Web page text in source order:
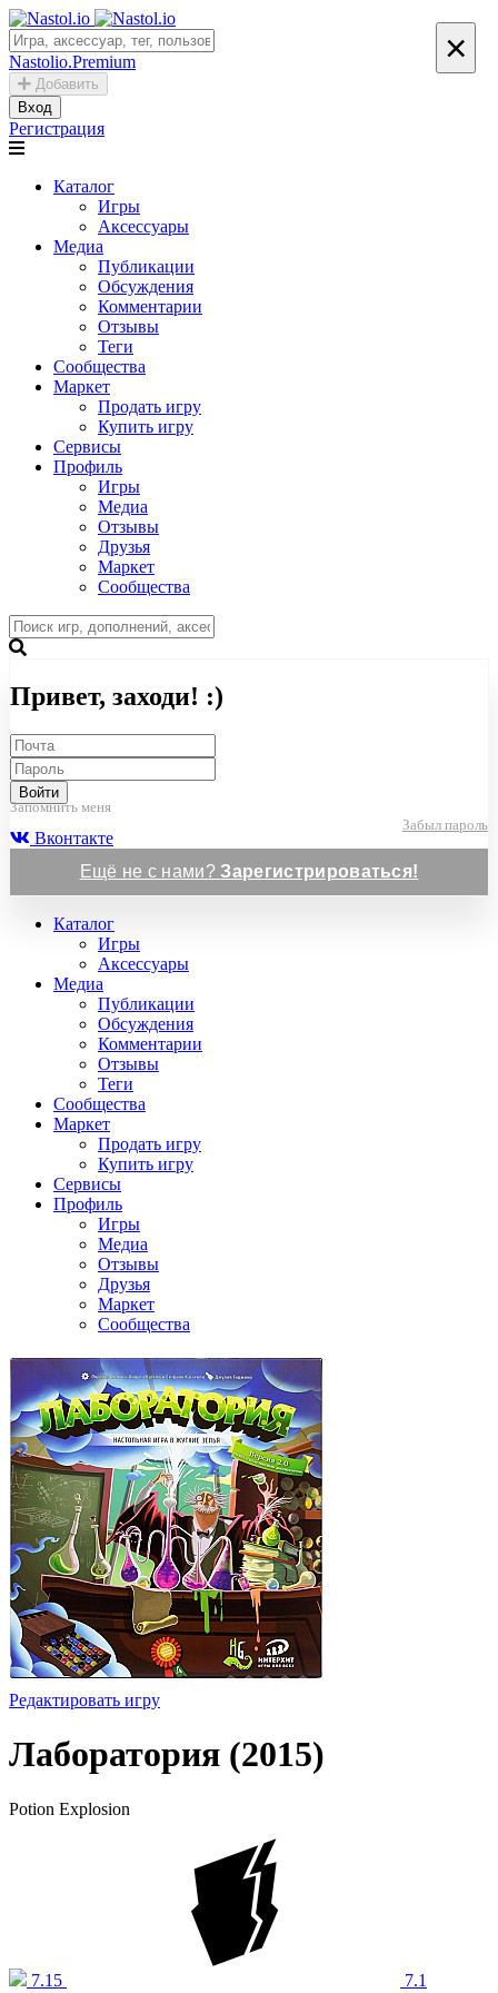
Nastolio.Premium
Добавить
Вход
Регистрация
Каталог
Игры
Аксессуары
Медиа
Публикации
Обсуждения
Комментарии
Отзывы
Теги
Сообщества
Маркет
Продать игру
Купить игру
Сервисы
Профиль
Игры
Медиа
Отзывы
Друзья
Маркет
Сообщества
×
Привет, заходи! :)
Войти
Запомнить меня
Забыл пароль
Вконтакте
Ещё не с нами?Зарегистрироваться!
Каталог
Игры
Аксессуары
Медиа
Публикации
Обсуждения
Комментарии
Отзывы
Теги
Сообщества
Маркет
Продать игру
Купить игру
Сервисы
Профиль
Игры
Медиа
Отзывы
Друзья
Маркет
Сообщества
Редактировать игру
Лаборатория (2015)
Potion Explosion
7.15 7.1